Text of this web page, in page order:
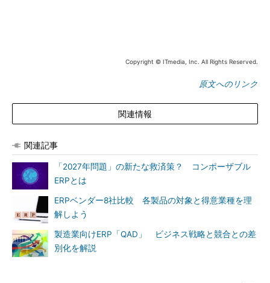
Copyright © ITmedia, Inc. All Rights Reserved.
原文へのリンク
関連情報
関連記事
「2027年問題」の新たな救済策？ コンポーザブル
ERPとは
ERPベンダー8社比較 各製品の対象と得意業種を理
解しよう
製造業向けERP「QAD」 ビジネス戦略と競合との差
別化を解説